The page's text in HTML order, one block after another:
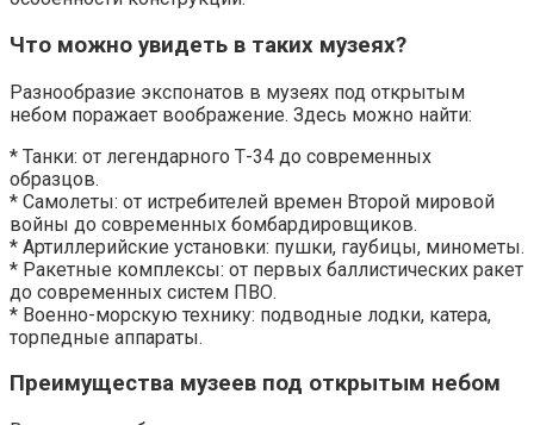
Что можно увидеть в таких музеях?
Разнообразие экспонатов в музеях под открытым
небом поражает воображение. Здесь можно найти:
* Танки: от легендарного Т-34 до современных
образцов.
* Самолеты: от истребителей времен Второй мировой
войны до современных бомбардировщиков.
* Артиллерийские установки: пушки, гаубицы, минометы.
* Ракетные комплексы: от первых баллистических ракет
до современных систем ПВО.
* Военно-морскую технику: подводные лодки, катера,
торпедные аппараты.
Преимущества музеев под открытым небом